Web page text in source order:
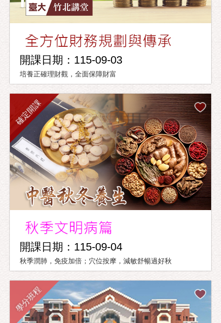
開課日期：115-09-03
培養正確理財觀，全面保障財富
確定開課
開課日期：115-09-04
秋季潤肺，免疫加倍；穴位按摩，減敏舒暢過好秋
學分班程